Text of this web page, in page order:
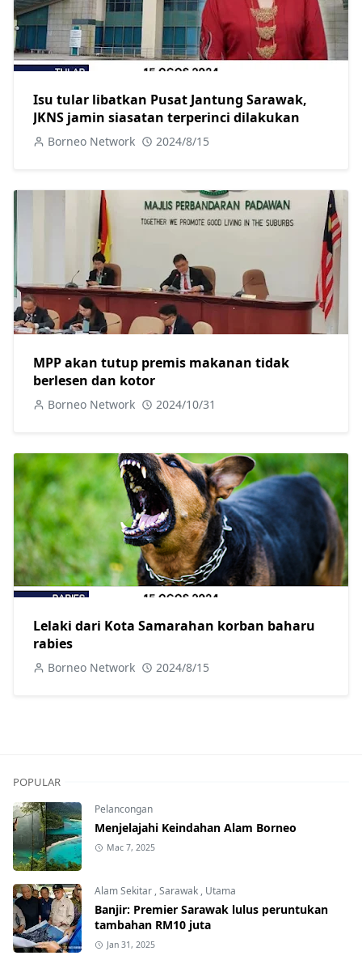
Isu tular libatkan Pusat Jantung Sarawak,
JKNS jamin siasatan terperinci dilakukan
Borneo Network 2024/8/15
MPP akan tutup premis makanan tidak
berlesen dan kotor
Borneo Network 2024/10/31
Lelaki dari Kota Samarahan korban baharu
rabies
Borneo Network 2024/8/15
POPULAR
Pelancongan
Menjelajahi Keindahan Alam Borneo
Mac 7, 2025
Alam Sekitar ,Sarawak , Utama
Banjir: Premier Sarawak lulus peruntukan
tambahan RM10 juta
Jan 31, 2025